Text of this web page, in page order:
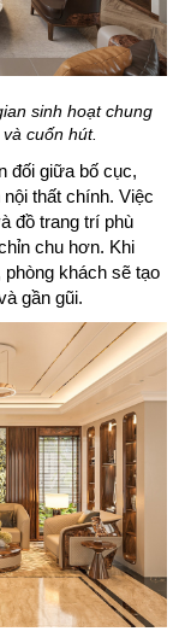
sinh hoạt chung
cuốn hút.
đối giữa bố cục,
thất chính. Việc
đồ trang trí phù
chu hơn. Khi
khách sẽ tạo
gần gũi.